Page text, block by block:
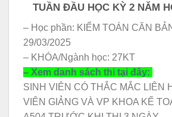
TUẦN ĐẦU HỌC KỲ 2 NĂM
– Học phần: KIỂM TOÁN CĂN
29/03/2025
– KHÓA/Ngành học: 27KT
– Xem danh sách thi tại đây:
SINH VIÊN CÓ THẮC MẮC LIÊN
VIÊN GIẢNG VÀ VP KHOA KẾ